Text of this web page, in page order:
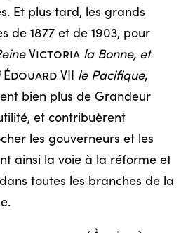
Et plus tard, les grands
de 1877 et de 1903, pour
Victoria la Bonne, et
Édouard VII le Pacifique,
bien plus de Grandeur
et contribuèrent
les gouverneurs et les
ainsi la voie à la réforme et
toutes les branches de la